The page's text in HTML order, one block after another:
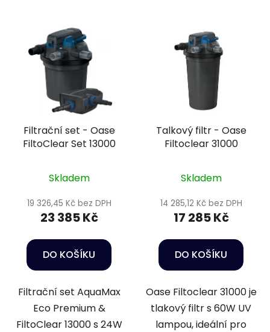
Filtrační set - Oase
FiltoClear Set 13000
Skladem
19 326,45 Kč bez DPH
23 385 Kč
DO KOŠÍKU
Filtrační set AquaMax
Eco Premium &
FiltoClear 13000 s 24W
Talkový filtr - Oase
Filtoclear 31000
Skladem
14 285,12 Kč bez DPH
17 285 Kč
DO KOŠÍKU
Oase Filtoclear 31000 je
tlakový filtr s 60W UV
lampou, ideální pro